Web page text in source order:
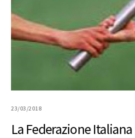
23/03/2018
La Federazione